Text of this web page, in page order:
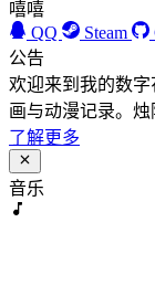
嘻嘻
QQ
Steam
公告
欢迎来到我的数
画与动漫记录。烛
了解更多
音乐